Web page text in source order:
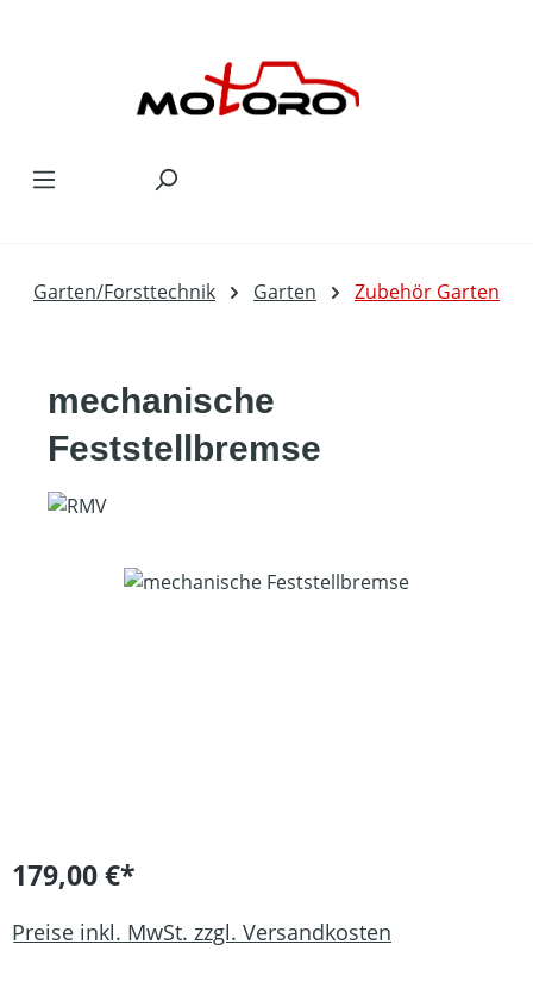
Garten/Forsttechnik Garten Zubehör Garten
mechanische
Feststellbremse
Bildergalerie überspringen
179,00 €*
Preise inkl. MwSt. zzgl. Versandkosten